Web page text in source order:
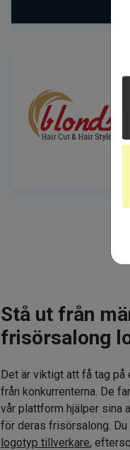
Stå ut från
frisörsalong
Det är viktigt att få tag
från konkurrenterna. De
vår plattform hjälper sina
för deras frisörsalong.
logotyp tillverkare,